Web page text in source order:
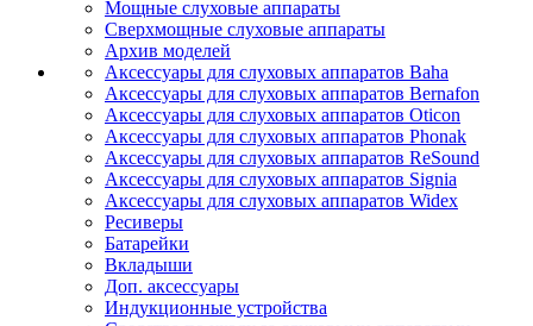
Мощные слуховые аппараты
Сверхмощные слуховые аппараты
Архив моделей
Аксессуары для слуховых аппаратов Baha
Аксессуары для слуховых аппаратов Bernafon
Аксессуары для слуховых аппаратов Oticon
Аксессуары для слуховых аппаратов Phonak
Аксессуары для слуховых аппаратов ReSound
Аксессуары для слуховых аппаратов Signia
Аксессуары для слуховых аппаратов Widex
Ресиверы
Батарейки
Вкладыши
Доп. аксессуары
Индукционные устройства